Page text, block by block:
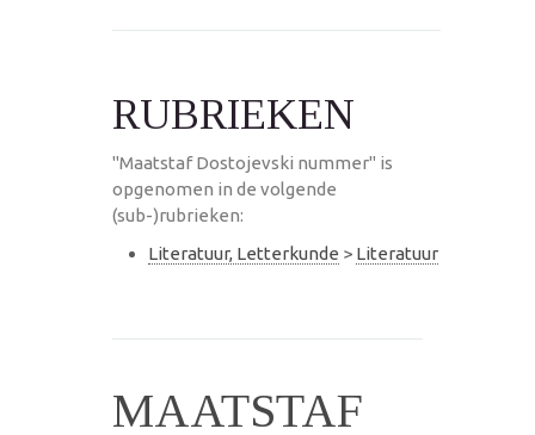
RUBRIEKEN
"Maatstaf Dostojevski nummer" is
opgenomen in de volgende
(sub-)rubrieken:
Literatuur, Letterkunde > Literatuur
MAATSTAF